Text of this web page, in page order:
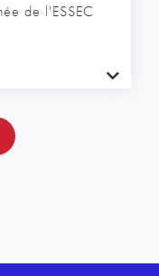
de l'ESSEC